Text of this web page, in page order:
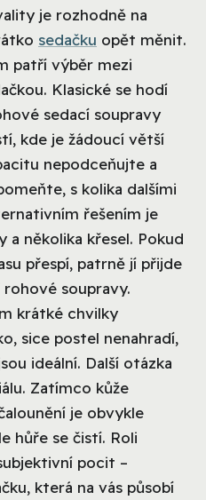
je rozhodně na
sedačku opět měnit.
patří výběr mezi
Klasické se hodí
sedací soupravy
kde je žádoucí větší
nepodceňujte a
s kolika dalšími
řešením je
a několika křesel. Pokud
přespí, patrně jí přijde
soupravy.
krátké chvilky
sice postel nenahradí,
ideální. Další otázka
Zatímco kůže
je obvykle
hůře se čistí. Roli
pocit –
která na vás působí